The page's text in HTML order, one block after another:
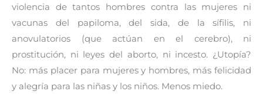
violencia de tantos hombres contra las mujeres ni
vacunas del papiloma, del sida, de la sífilis, ni
anovulatorios (que actúan en el cerebro), ni
prostitución, ni leyes del aborto, ni incesto. ¿Utopía?
No: más placer para mujeres y hombres, más felicidad
y alegría para las niñas y los niños. Menos miedo.